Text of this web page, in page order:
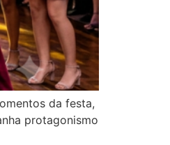
da festa,
protagonismo